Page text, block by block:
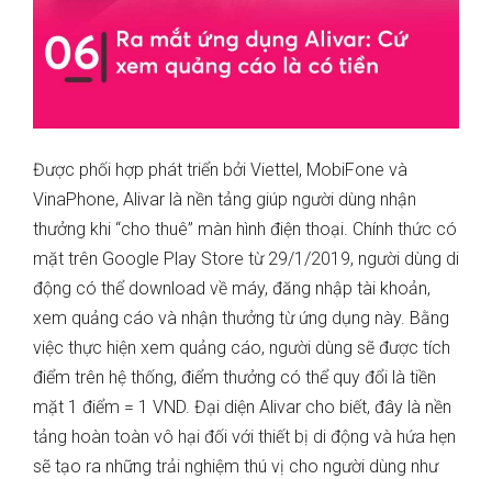
Được phối hợp phát triển bởi Viettel, MobiFone và
VinaPhone, Alivar là nền tảng giúp người dùng nhận
thưởng khi “cho thuê” màn hình điện thoại. Chính thức có
mặt trên Google Play Store từ 29/1/2019, người dùng di
động có thể download về máy, đăng nhập tài khoản,
xem quảng cáo và nhận thưởng từ ứng dụng này. Bằng
việc thực hiện xem quảng cáo, người dùng sẽ được tích
điểm trên hệ thống, điểm thưởng có thể quy đổi là tiền
mặt 1 điểm = 1 VND. Đại diện Alivar cho biết, đây là nền
tảng hoàn toàn vô hại đối với thiết bị di động và hứa hẹn
sẽ tạo ra những trải nghiệm thú vị cho người dùng như